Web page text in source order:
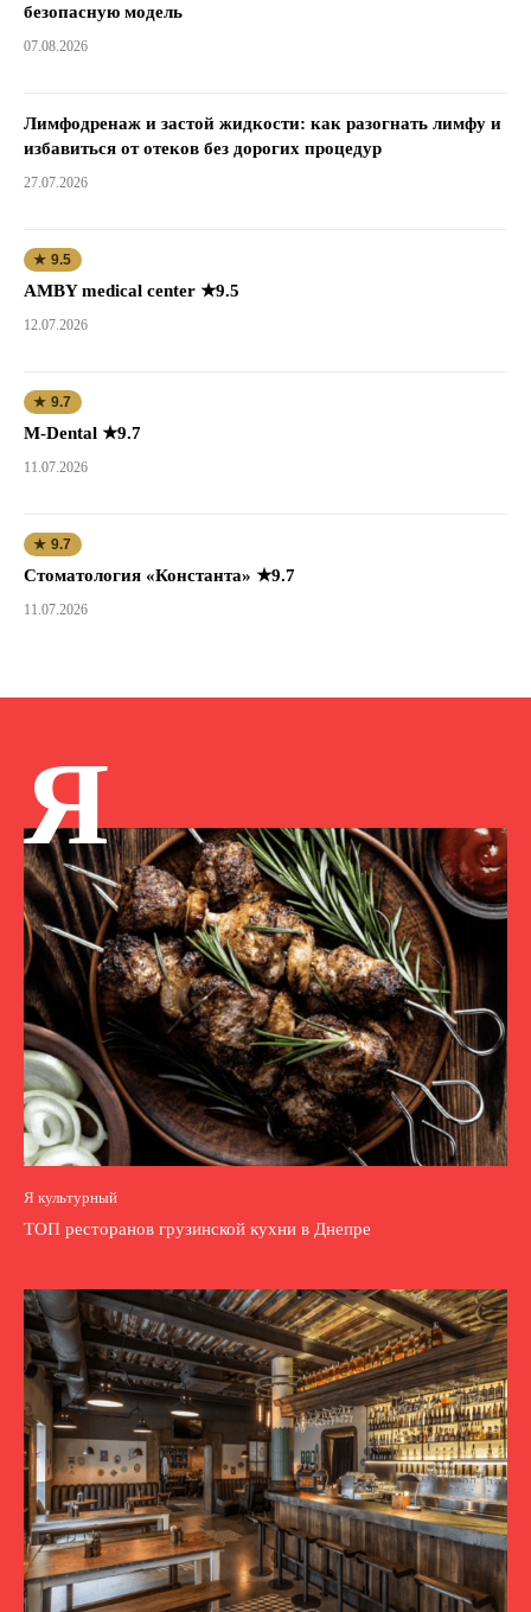
безопасную модель
07.08.2026
Лимфодренаж и застой жидкости: как разогнать лимфу и
избавиться от отеков без дорогих процедур
27.07.2026
★ 9.5
AMBY medical center ★9.5
12.07.2026
★ 9.7
M-Dental ★9.7
11.07.2026
★ 9.7
Стоматология «Константа» ★9.7
11.07.2026
Я
Я культурный
ТОП ресторанов грузинской кухни в Днепре